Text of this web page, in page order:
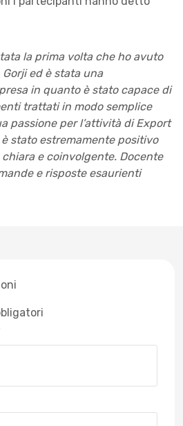
la prima volta che ho avuto
ed è stata una
in quanto è stato capace di
trattati in modo semplice
passione per l’attività di Export
è stato estremamente positivo
e coinvolgente. Docente
e risposte esaurienti